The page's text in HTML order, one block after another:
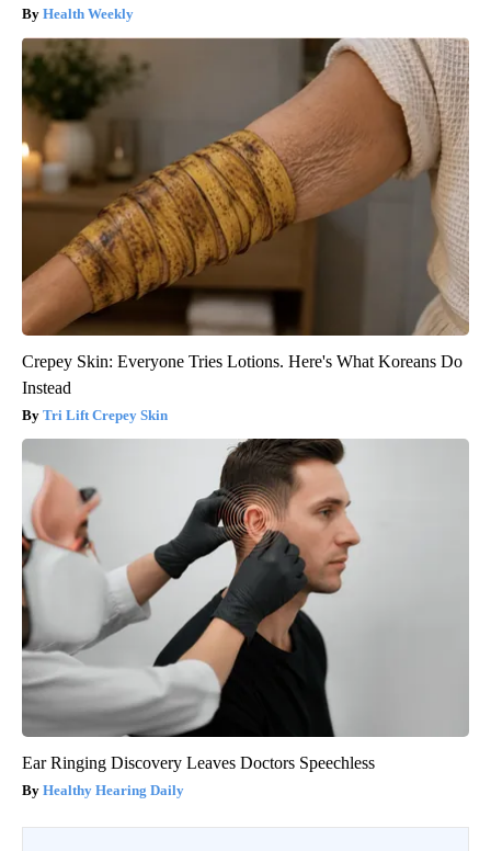
Health Weekly
Crepey Skin: Everyone Tries Lotions. Here's What Koreans Do
Instead
Tri Lift Crepey Skin
Ear Ringing Discovery Leaves Doctors Speechless
Healthy Hearing Daily